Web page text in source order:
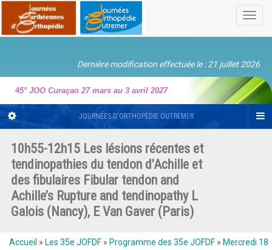
Dernière modification effectuée le : 21 juillet 2026
45° JOO Curaçao 27 mars au 3 avril 2027
JOURNÉES D'ORTHOPÉDIE OUTREMER
10h55-12h15 Les lésions récentes et
tendinopathies du tendon d’Achille et
des fibulaires Fibular tendon and
Achille’s Rupture and tendinopathy L
Galois (Nancy), E Van Gaver (Paris)
Accueil » Les 35e JOFDF » Programme des 35e JOFDF » Mercredi 18